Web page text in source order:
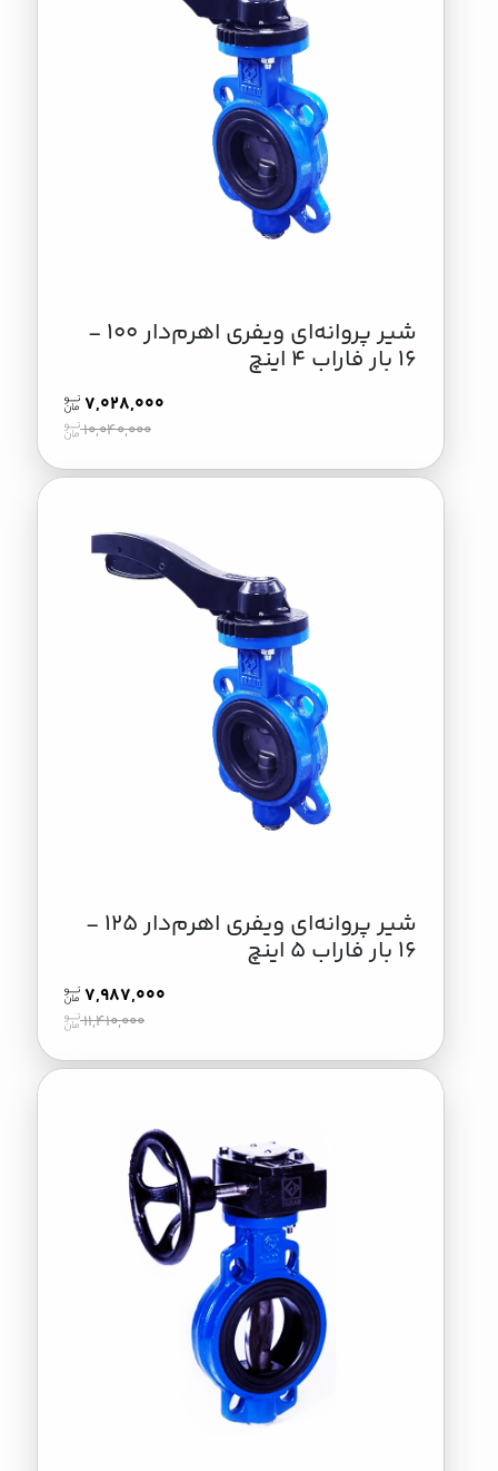
شیر پروانه‌ای ویفری اهرم‌دار 100 -
16 بار فاراب 4 اینچ
7,028,000
10,040,000
شیر پروانه‌ای ویفری اهرم‌دار 125 -
16 بار فاراب 5 اینچ
7,987,000
11,410,000